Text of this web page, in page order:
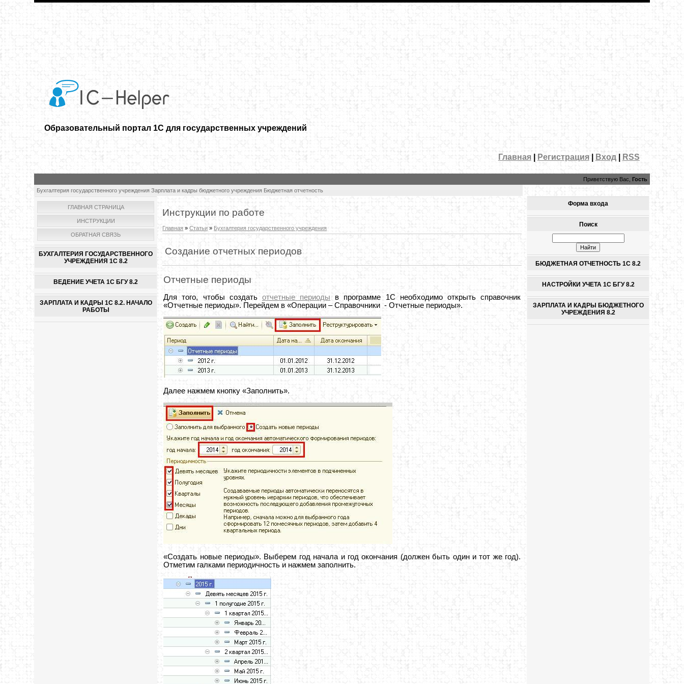
Образовательный портал 1С для государственных учреждений
Главная| Регистрация| Вход| RSS
Приветствую Вас, Гость
Бухгалтерия государственного учреждения Зарплата и кадры бюджетного учреждения Бюджетная отчетность
ГЛАВНАЯ СТРАНИЦА
ИНСТРУКЦИИ
ОБРАТНАЯ СВЯЗЬ
БУХГАЛТЕРИЯ ГОСУДАРСТВЕННОГО
УЧРЕЖДЕНИЯ 1С 8.2
ВЕДЕНИЕ УЧЕТА 1С БГУ 8.2
ЗАРПЛАТА И КАДРЫ 1С 8.2. НАЧАЛО
РАБОТЫ
Инструкции по работе
Главная »Статьи » Бухгалтерия государственного учреждения
Создание отчетных периодов
Отчетные периоды
Для того, чтобы создать отчетные периоды в программе 1С необходимо открыть справочник
«Отчетные периоды». Перейдем в «Операции – Справочники - Отчетные периоды».
Далее нажмем кнопку «Заполнить».
«Создать новые периоды». Выберем год начала и год окончания (должен быть один и тот же год).
Отметим галками периодичность и нажмем заполнить.
Форма входа
Поиск
БЮДЖЕТНАЯ ОТЧЕТНОСТЬ 1С 8.2
НАСТРОЙКИ УЧЕТА 1С БГУ 8.2
ЗАРПЛАТА И КАДРЫ БЮДЖЕТНОГО
УЧРЕЖДЕНИЯ 8.2